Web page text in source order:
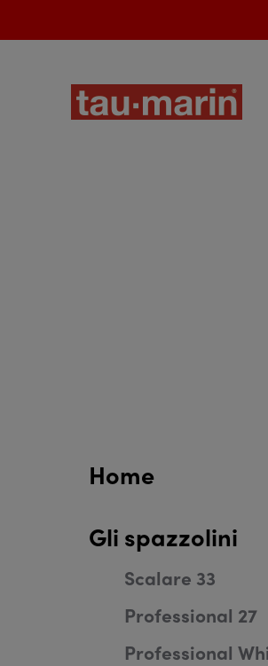
Home
Gli spazzolini
Scalare 33
Professional 27
Professional